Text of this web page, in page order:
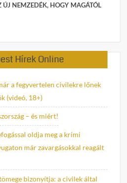
ÚJ NEMZEDÉK, HOGY MAGÁTÓL
Hírek Online
a fegyvertelen civilekre lőnek
(videó, 18+)
– és miért!
oldja meg a krími
már zavargásokkal reagált
bizonyítja: a civilek által